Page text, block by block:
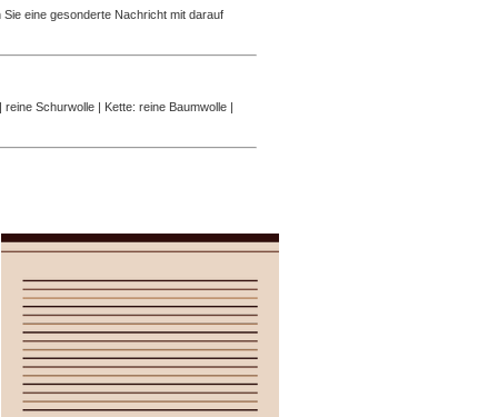
eine gesonderte Nachricht mit darauf
Schurwolle | Kette: reine Baumwolle |